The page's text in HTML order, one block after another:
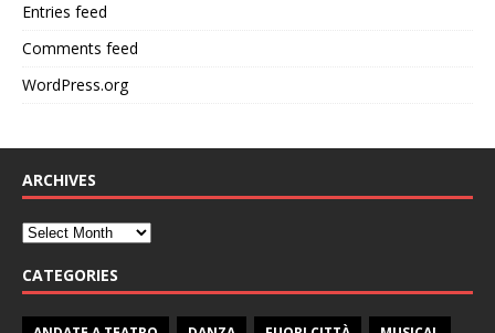
Entries feed
Comments feed
WordPress.org
ARCHIVES
CATEGORIES